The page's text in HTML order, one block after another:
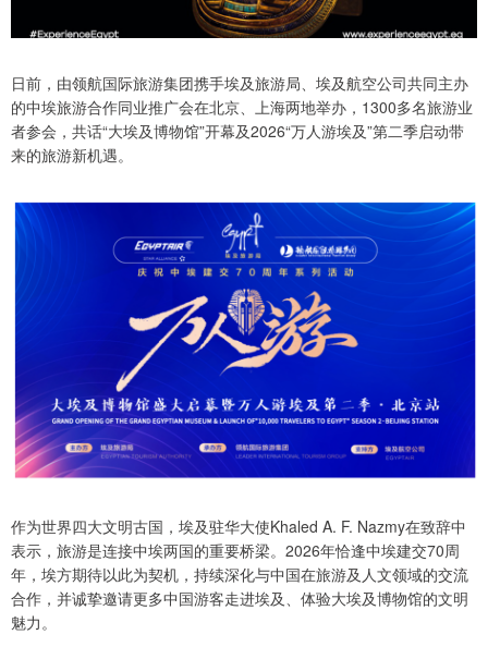
日前，由领航国际旅游集团携手埃及旅游局、埃及航空公司共同主办
的中埃旅游合作同业推广会在北京、上海两地举办，1300多名旅游业
者参会，共话“大埃及博物馆”开幕及2026“万人游埃及”第二季启动带
来的旅游新机遇。
作为世界四大文明古国，埃及驻华大使Khaled A. F. Nazmy在致辞中
表示，旅游是连接中埃两国的重要桥梁。2026年恰逢中埃建交70周
年，埃方期待以此为契机，持续深化与中国在旅游及人文领域的交流
合作，并诚挚邀请更多中国游客走进埃及、体验大埃及博物馆的文明
魅力。